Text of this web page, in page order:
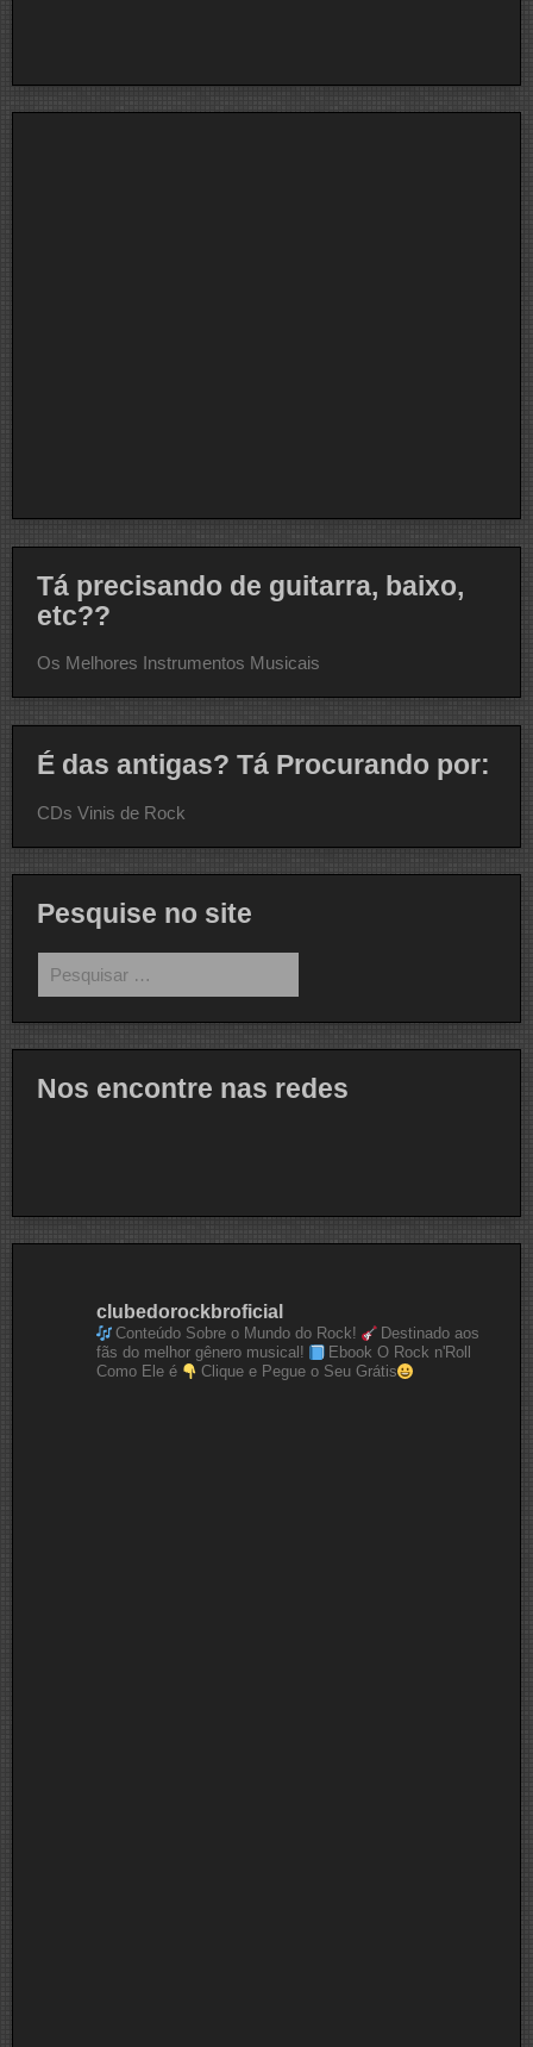
Tá precisando de guitarra, baixo,
etc??
Os Melhores Instrumentos Musicais
É das antigas? Tá Procurando por:
CDs Vinis de Rock
Pesquise no site
por:
Nos encontre nas redes
clubedorockbroficial
Conteúdo Sobre o Mundo do Rock!
Destinado aos
fãs do melhor gênero musical!
Ebook O Rock n'Roll
Como Ele é
Clique e Pegue o Seu Grátis